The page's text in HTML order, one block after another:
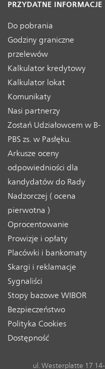
PRZYDATNE INFORMACJE
Do pobrania
Godziny graniczne
przelewów
Kalkulator kredytowy
Kalkulator lokat
Komunikaty
Nasi partnerzy
Zostań Udziałowcem w B-
PBS zs. w Pasłęku.
Arkusze oceny
odpowiedniości dla
kandydatów do Rady
Nadzorczej ( ocena
pierwotna )
Oprocentowanie
Prowizje i opłaty
Placówki i bankomaty
Skargi i reklamacje
Sygnaliści
Stopy bazowe WIBOR
Bezpieczeństwo
Polityka Cookies
Dostępność
ul. Westerplatte 17 14-